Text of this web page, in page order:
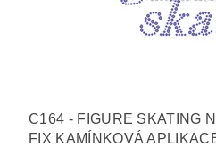
C164 - FIGURE SKATING
FIX KAMÍNKOVÁ